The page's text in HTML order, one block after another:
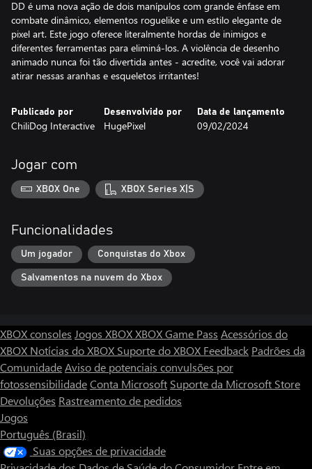
DD é uma nova ação de dois manípulos com grande ênfase em
combate dinâmico, elementos roguelike e um estilo elegante de
pixel art. Este jogo oferece literalmente hordas de inimigos e
diferentes ferramentas para eliminá-los. A violência de desenho
animado nunca foi tão divertida antes - acredite, você vai adorar
atirar nessas aranhas e esqueletos irritantes!
Publicado por
ChiliDog Interactive
Desenvolvido por
HugePixel
Data de lançamento
09/02/2024
Jogar com
XBOX One XBOX Series X|S
Funcionalidades
Um jogador Conquistas do Xbox
Salvamentos na nuvem do Xbox
XBOX consoles Jogos XBOXXBOX Game Pass Acessórios do
XBOX Notícias do XBOX Suporte do XBOX Feedback Padrões da
ComunidadeAviso de potenciais convulsões por
fotossensibilidadeConta Microsoft Suporte da Microsoft Store
Devoluções Rastreamento de pedidos
Jogos
Português (Brasil)
Suas opções de privacidade